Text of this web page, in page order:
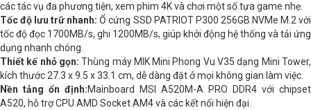
Hệ điều hành Free DOS
các tác vụ đa phương tiện, xem phim 4K và chơi một số tựa game nhẹ.
Tốc độ lưu trữ nhanh: Ổ cứng SSD PATRIOT P300 256GB NVMe M.2 với
tốc độ đọc 1700MB/s, ghi 1200MB/s, giúp khởi động hệ thống và tải ứng
dụng nhanh chóng.
Thiết kế nhỏ gọn: Thùng máy MIK Mini Phong Vu V35 dạng Mini Tower,
kích thước 27.3 x 9.5 x 33.1 cm, dễ dàng đặt ở mọi không gian làm việc.
Nền tảng ổn định:Mainboard MSI A520M-A PRO DDR4 với chipset
A520, hỗ trợ CPU AMD Socket AM4 và các kết nối hiện đại.